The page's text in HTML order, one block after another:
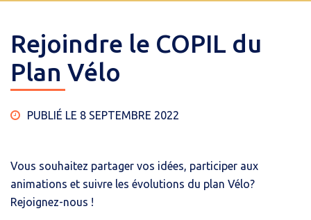
Rejoindre le COPIL du
Plan Vélo
PUBLIÉ LE 8 SEPTEMBRE 2022
Vous souhaitez partager vos idées, participer aux
animations et suivre les évolutions du plan Vélo?
Rejoignez-nous !